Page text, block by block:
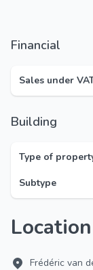
Financial
Sales under
Building
Type of
Subtype
Location
Frédéric van